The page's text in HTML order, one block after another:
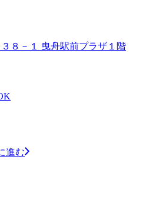
８－１ 曳舟駅前プラザ１階
進む